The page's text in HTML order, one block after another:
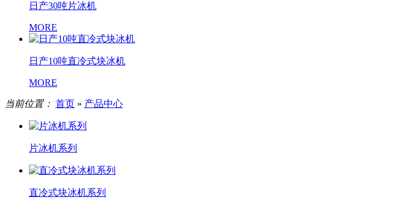
日产30吨片冰机
MORE
日产10吨直冷式块冰机
MORE
当前位置： 首页 » 产品中心
片冰机系列
直冷式块冰机系列